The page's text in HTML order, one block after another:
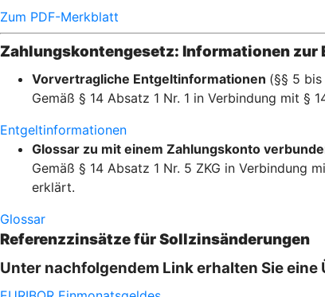
Zum PDF-Merkblatt
Zahlungskontengesetz: Informationen zur
Vorvertragliche Entgeltinformationen (§§ 5 bis
Gemäß § 14 Absatz 1 Nr. 1 in Verbindung mit
Entgeltinformationen
Glossar zu mit einem Zahlungskonto
Gemäß § 14 Absatz 1 Nr. 5 ZKG in Verbindung
erklärt.
Glossar
Referenzzinsätze für Sollzinsänderungen
Unter nachfolgendem Link erhalten Sie